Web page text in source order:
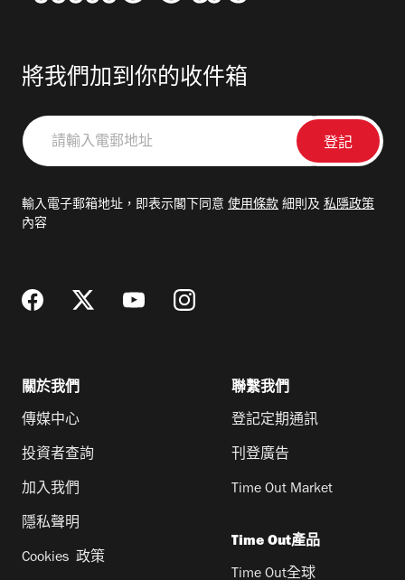
將我們加到你的收件箱
請
輸
郵
輸入電子郵箱地址，即表示閣下同意 使用條款 細則及 私隱政策
內容
關於我們
傳媒中心
投資者查詢
加入我們
隱私聲明
Cookies 政策
聯繫我們
登記定期通訊
刊登廣告
Time Out Market
Time Out產品
Time Out全球